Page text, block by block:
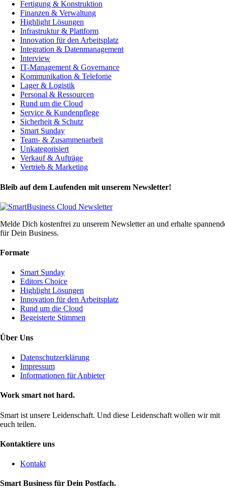
Fertigung & Konstruktion
Finanzen & Verwaltung
Highlight Lösungen
Infrastruktur & Plattform
Innovation für den Arbeitsplatz
Integration & Datenmanagement
Interview
IT-Management & Governance
Kommunikation & Telefonie
Lager & Logistik
Personal & Ressourcen
Rund um die Cloud
Service & Kundenpflege
Sicherheit & Schutz
Smart Sunday
Team- & Zusammenarbeit
Unkategorisiert
Verkauf & Aufträge
Vertrieb & Marketing
Bleib auf dem Laufenden mit unserem Newsletter!
Melde Dich kostenfrei zu unserem Newsletter an und erhalte
für Dein Business.
Formate
Smart Sunday
Editors Choice
Highlight Lösungen
Innovation für den Arbeitsplatz
Rund um die Cloud
Begeisterte Stimmen
Über Uns
Datenschutzerklärung
Impressum
Informationen für Anbieter
Work smart not hard.
Smart ist unsere Leidenschaft. Und diese Leidenschaft wollen wir mit
euch teilen.
Kontaktiere uns
Kontakt
Smart Business für Dein Postfach.